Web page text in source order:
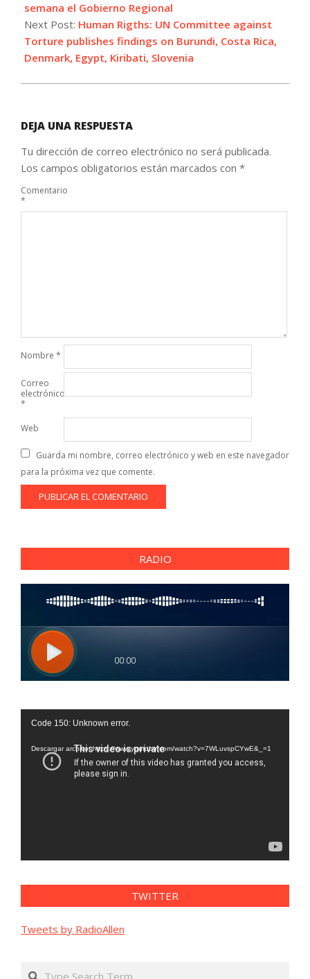
semana el Gobierno Regional
Next Post: Human Rigths: UN Committee against
Torture publishes findings on Burundi, Costa Rica,
Denmark, Egypt, Kiribati, Slovenia
DEJA UNA RESPUESTA
Tu dirección de correo electrónico no será publicada.
Los campos obligatorios están marcados con *
Comentario
*
Nombre *
Correo
electrónico
*
Web
Guarda mi nombre, correo electrónico y web en este navegador
para la próxima vez que comente.
RADIO
Reproductor
vídeo
Code 150: Unknown error.
Descargar archivo: https://www.youtube.com/watch?v=7WLuvspCYwE&_=1
TWITTER
Tweets by RadioAllen
Search